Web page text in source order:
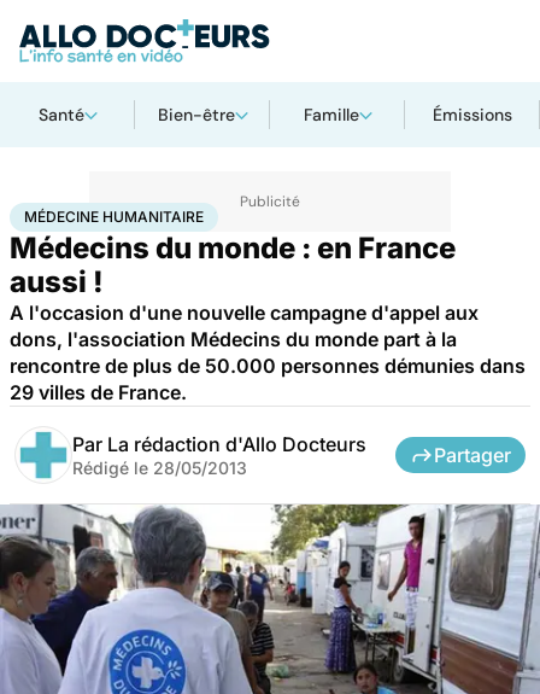
Santé Bien-être Famille Émissions
AccueilSantéMédecine humanitaire
MÉDECINE HUMANITAIRE
Médecins du monde : en France
aussi !
A l'occasion d'une nouvelle campagne d'appel aux
dons, l'association Médecins du monde part à la
rencontre de plus de 50.000 personnes démunies dans
29 villes de France.
Par La rédaction d'Allo Docteurs
Rédigé le 28/05/2013
Partager